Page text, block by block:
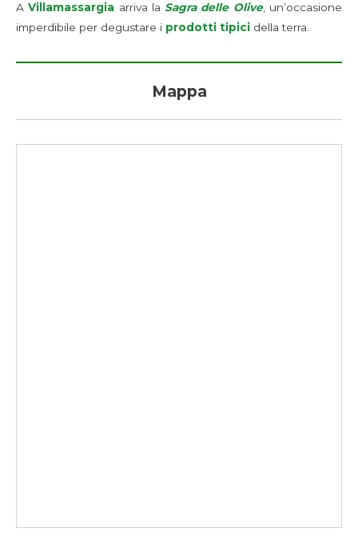
AVillamassargia arriva la Sagra delle Olive, un’occasione
imperdibile per degustare i prodotti tipici della terra.
Mappa